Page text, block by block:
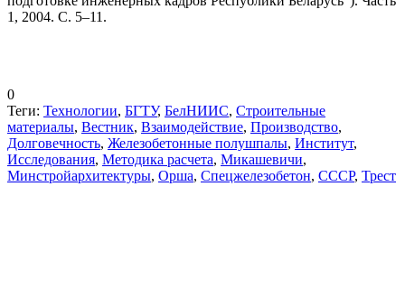
1, 2004. С. 5–11.
0
Теги: Технологии, БГТУ, БелНИИС, Строительные
материалы, Вестник, Взаимодействие, Производство,
Долговечность, Железобетонные полушпалы, Институт,
Исследования, Методика расчета, Микашевичи,
Минстройархитектуры, Орша, Спецжелезобетон, СССР, Трест